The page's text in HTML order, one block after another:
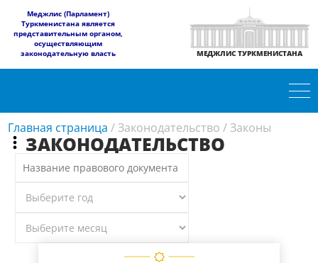
​Меджлис (Парламент)
Туркменистана является
представительным органом,
осуществляющим
законодательную власть
МЕДЖЛИС ТУРКМЕНИСТАНА
Главная страница / Законодательство / Законы
ЗАКОНОДАТЕЛЬСТВО